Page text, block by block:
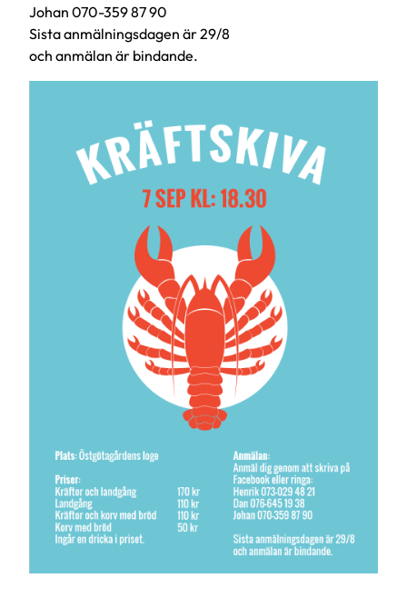
Johan 070-359 87 90
Sista anmälningsdagen är 29/8
och anmälan är bindande.